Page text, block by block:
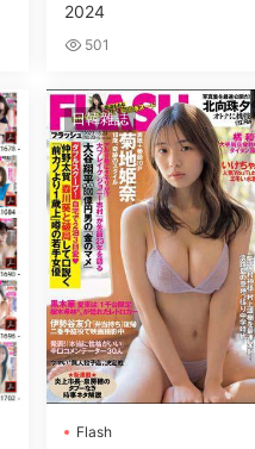
2024
501
日韓雜誌
Flash